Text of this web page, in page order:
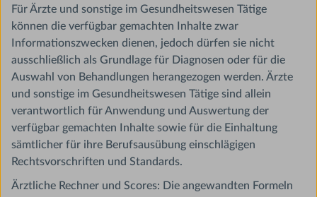
Für Ärzte und sonstige im Gesundheitswesen Tätige
können die verfügbar gemachten Inhalte zwar
Informationszwecken dienen, jedoch dürfen sie nicht
ausschließlich als Grundlage für Diagnosen oder für die
Auswahl von Behandlungen herangezogen werden. Ärzte
und sonstige im Gesundheitswesen Tätige sind allein
verantwortlich für Anwendung und Auswertung der
verfügbar gemachten Inhalte sowie für die Einhaltung
sämtlicher für ihre Berufsausübung einschlägigen
Rechtsvorschriften und Standards.
Ärztliche Rechner und Scores: Die angewandten Formeln